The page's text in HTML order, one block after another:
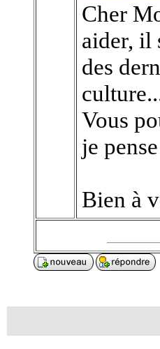
Cher
aider, il
des
Vous
je
Bien à